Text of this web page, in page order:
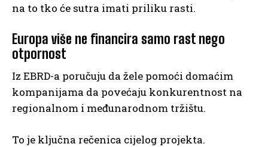
na to tko će sutra imati priliku rasti.
Europa više ne financira samo rast nego
otpornost
Iz EBRD-a poručuju da žele pomoći domaćim
kompanijama da povećaju konkurentnost na
regionalnom i međunarodnom tržištu.
To je ključna rečenica cijelog projekta.